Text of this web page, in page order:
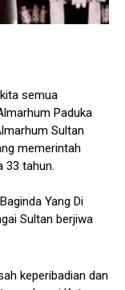
semua
Paduka
Sultan
memerintah
33 tahun.
Yang Di
Sultan berjiwa
keperibadian dan